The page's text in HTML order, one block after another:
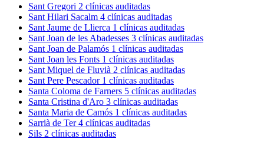
Sant Gregori 2 clínicas auditadas
Sant Hilari Sacalm 4 clínicas auditadas
Sant Jaume de Llierca 1 clínicas auditadas
Sant Joan de les Abadesses 3 clínicas auditadas
Sant Joan de Palamós 1 clínicas auditadas
Sant Joan les Fonts 1 clínicas auditadas
Sant Miquel de Fluvià 2 clínicas auditadas
Sant Pere Pescador 1 clínicas auditadas
Santa Coloma de Farners 5 clínicas auditadas
Santa Cristina d'Aro 3 clínicas auditadas
Santa Maria de Camós 1 clínicas auditadas
Sarrià de Ter 4 clínicas auditadas
Sils 2 clínicas auditadas